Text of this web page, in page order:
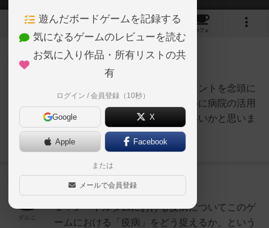
11 8
カフェ
62名
疫病とどう付き合うかのマネジメントを念頭に
置いておくといいです。そのために病院の活用
をある程度考えながら進めるといいかと思いま
す。
続きを読む（5年以上前）
（Oguland）
235名 3名
１．ノートルダムにおける疫病についてこのゲ
ームにおける「疫病」をどう捉えるか、という
ダルニ
遊んだボードゲームを記録する
気になるゲームのレビューを読む
お気に入り作品・所有リストの共
有
ログイン / 会員登録（10秒）
Google X
Apple Facebook
または
メールで会員登録